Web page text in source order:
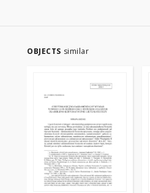
OBJECTS similar